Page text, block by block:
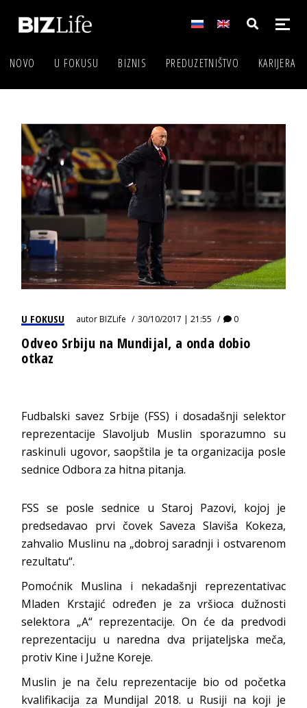
NOVO U FOKUSU BIZNIS PREDUZETNIŠTVO KARIJERA
U FOKUSU autorBIZLife 30/10/2017 | 21:55 0
Odveo Srbiju na Mundijal, a onda dobio
otkaz
Fudbalski savez Srbije (FSS) i dosadašnji selektor
reprezentacije Slavoljub Muslin sporazumno su
raskinuli ugovor, saopštila je ta organizacija posle
sednice Odbora za hitna pitanja.
FSS se posle sednice u Staroj Pazovi, kojoj je
predsedavao prvi čovek Saveza Slaviša Kokeza,
zahvalio Muslinu na „dobroj saradnji i ostvarenom
rezultatu“.
Pomoćnik Muslina i nekadašnji reprezentativac
Mladen Krstajić određen je za vršioca dužnosti
selektora „A“ reprezentacije. On će da predvodi
reprezentaciju u naredna dva prijateljska meča,
protiv Kine i Južne Koreje.
Muslin je na čelu reprezentacije bio od početka
kvalifikacija za Mundijal 2018. u Rusiji na koji je